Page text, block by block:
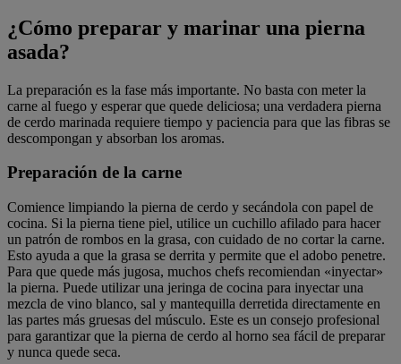
¿Cómo preparar y marinar una pierna
asada?
La preparación es la fase más importante. No basta con meter la
carne al fuego y esperar que quede deliciosa; una verdadera pierna
de cerdo marinada requiere tiempo y paciencia para que las fibras se
descompongan y absorban los aromas.
Preparación de la carne
Comience limpiando la pierna de cerdo y secándola con papel de
cocina. Si la pierna tiene piel, utilice un cuchillo afilado para hacer
un patrón de rombos en la grasa, con cuidado de no cortar la carne.
Esto ayuda a que la grasa se derrita y permite que el adobo penetre.
Para que quede más jugosa, muchos chefs recomiendan «inyectar»
la pierna. Puede utilizar una jeringa de cocina para inyectar una
mezcla de vino blanco, sal y mantequilla derretida directamente en
las partes más gruesas del músculo. Este es un consejo profesional
para garantizar que la pierna de cerdo al horno sea fácil de preparar
y nunca quede seca.